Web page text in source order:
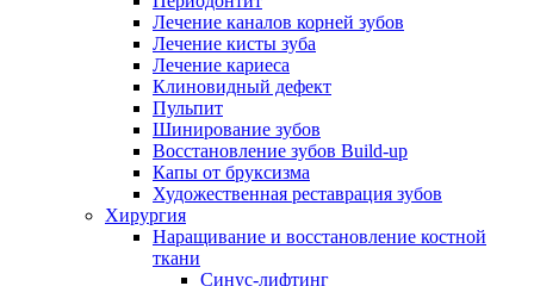
Лечение каналов корней зубов
Лечение кисты зуба
Лечение кариеса
Клиновидный дефект
Пульпит
Шинирование зубов
Восстановление зубов Build-up
Капы от бруксизма
Художественная реставрация зубов
Хирургия
Наращивание и восстановление костной
ткани
Синус-лифтинг